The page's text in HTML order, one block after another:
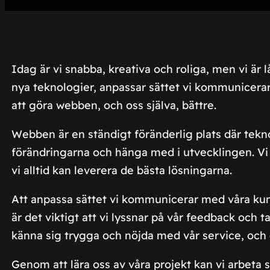
Idag är vi snabba, kreativa och roliga, men vi är
nya teknologier, anpassar sättet vi
att göra webben, och oss själva, bättre.
Webben är en ständigt föränderlig plats där
förändringarna och hänga med i utvecklingen.
vi alltid kan leverera de bästa lösningarna.
Att anpassa sättet vi kommunicerar med våra
är det viktigt att vi lyssnar på vår feedback och
känna sig trygga och nöjda med vår service,
Genom att lära oss av våra projekt kan vi